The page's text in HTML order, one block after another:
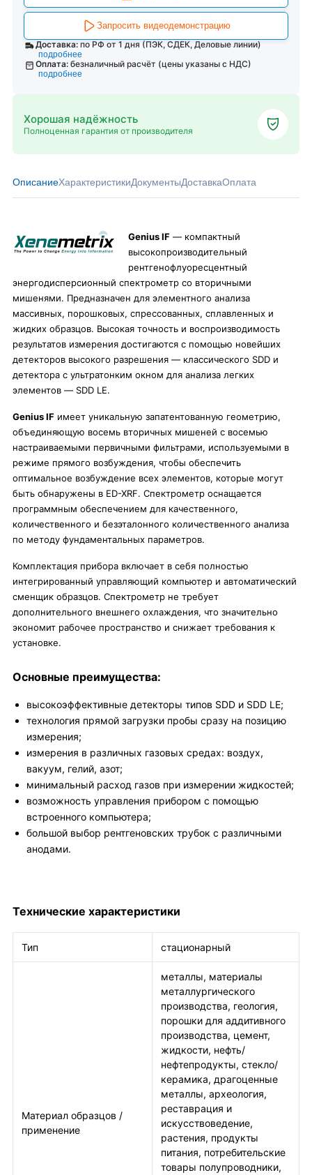
Запросить видеодемонстрацию
Доставка: по РФ от 1 дня (ПЭК, СДЕК, Деловые линии)
подробнее
Оплата: безналичный расчёт (цены указаны с НДС)
подробнее
Хорошая надёжность
Полноценная гарантия от производителя
ОписаниеХарактеристикиДокументыДоставкаОплата
Genius IF — компактный
высокопроизводительный
рентгенофлуоресцентный
энергодисперсионный спектрометр со вторичными
мишенями. Предназначен для элементного анализа
массивных, порошковых, спрессованных, сплавленных и
жидких образцов. Высокая точность и воспроизводимость
результатов измерения достигаются с помощью новейших
детекторов высокого разрешения — классического SDD и
детектора с ультратонким окном для анализа легких
элементов — SDD LE.
Genius IF имеет уникальную запатентованную геометрию,
объединяющую восемь вторичных мишеней с восемью
настраиваемыми первичными фильтрами, используемыми в
режиме прямого возбуждения, чтобы обеспечить
оптимальное возбуждение всех элементов, которые могут
быть обнаружены в ED-XRF. Спектрометр оснащается
программным обеспечением для качественного,
количественного и безэталонного количественного анализа
по методу фундаментальных параметров.
Комплектация прибора включает в себя полностью
интегрированный управляющий компьютер и автоматический
сменщик образцов. Спектрометр не требует
дополнительного внешнего охлаждения, что значительно
экономит рабочее пространство и снижает требования к
установке.
Основные преимущества:
высокоэффективные детекторы типов SDD и SDD LE;
технология прямой загрузки пробы сразу на позицию
измерения;
измерения в различных газовых средах: воздух,
вакуум, гелий, азот;
минимальный расход газов при измерении жидкостей;
возможность управления прибором с помощью
встроенного компьютера;
большой выбор рентгеновских трубок с различными
анодами.
Технические характеристики
Тип стационарный
Материал образцов /
применение
металлы, материалы
металлургического
производства, геология,
порошки для аддитивного
производства, цемент,
жидкости, нефть/
нефтепродукты, стекло/
керамика, драгоценные
металлы, археология,
реставрация и
искусствоведение,
растения, продукты
питания, потребительские
товары полупроводники,